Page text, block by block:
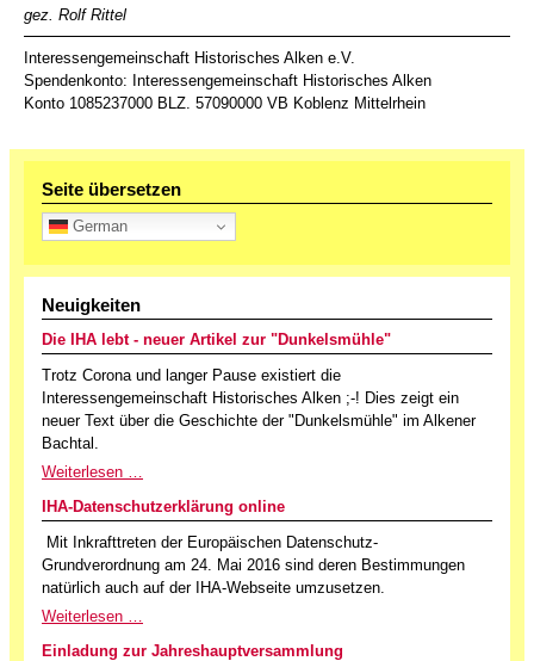
gez. Rolf Rittel
Interessengemeinschaft Historisches Alken e.V.
Spendenkonto: Interessengemeinschaft Historisches Alken
Konto 1085237000 BLZ. 57090000 VB Koblenz Mittelrhein
Seite übersetzen
German
Neuigkeiten
Die IHA lebt - neuer Artikel zur "Dunkelsmühle"
Trotz Corona und langer Pause existiert die
Interessengemeinschaft Historisches Alken ;-! Dies zeigt ein
neuer Text über die Geschichte der "Dunkelsmühle" im Alkener
Bachtal.
Weiterlesen …
IHA-Datenschutzerklärung online
Mit Inkrafttreten der Europäischen Datenschutz-
Grundverordnung am 24. Mai 2016 sind deren Bestimmungen
natürlich auch auf der IHA-Webseite umzusetzen.
Weiterlesen …
Einladung zur Jahreshauptversammlung